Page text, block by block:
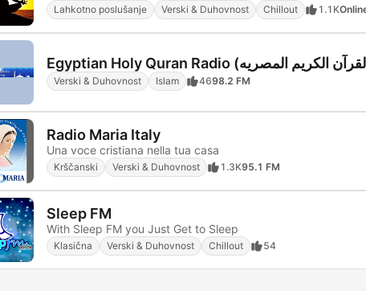
Lahkotno poslušanje Verski & Duhovnost Chillout 1.1K
Verski & Duhovnost Islam 4698.2 FM
Radio Maria Italy
Una voce cristiana nella tua casa
Krščanski Verski & Duhovnost 1.3K95.1 FM
Sleep FM
With Sleep FM you Just Get to Sleep
Klasična Verski & Duhovnost Chillout 54